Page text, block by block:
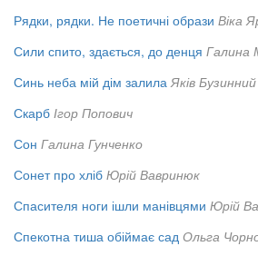
Рядки, рядки. Не поетичні образи Віка
Сили спито, здається, до денця Галина
Синь неба мій дім залила Яків Бузинний
Скарб Ігор Попович
Сон Галина Гунченко
Сонет про хліб Юрій Вавринюк
Спасителя ноги ішли манівцями Юрій
Спекотна тиша обіймає сад Ольга